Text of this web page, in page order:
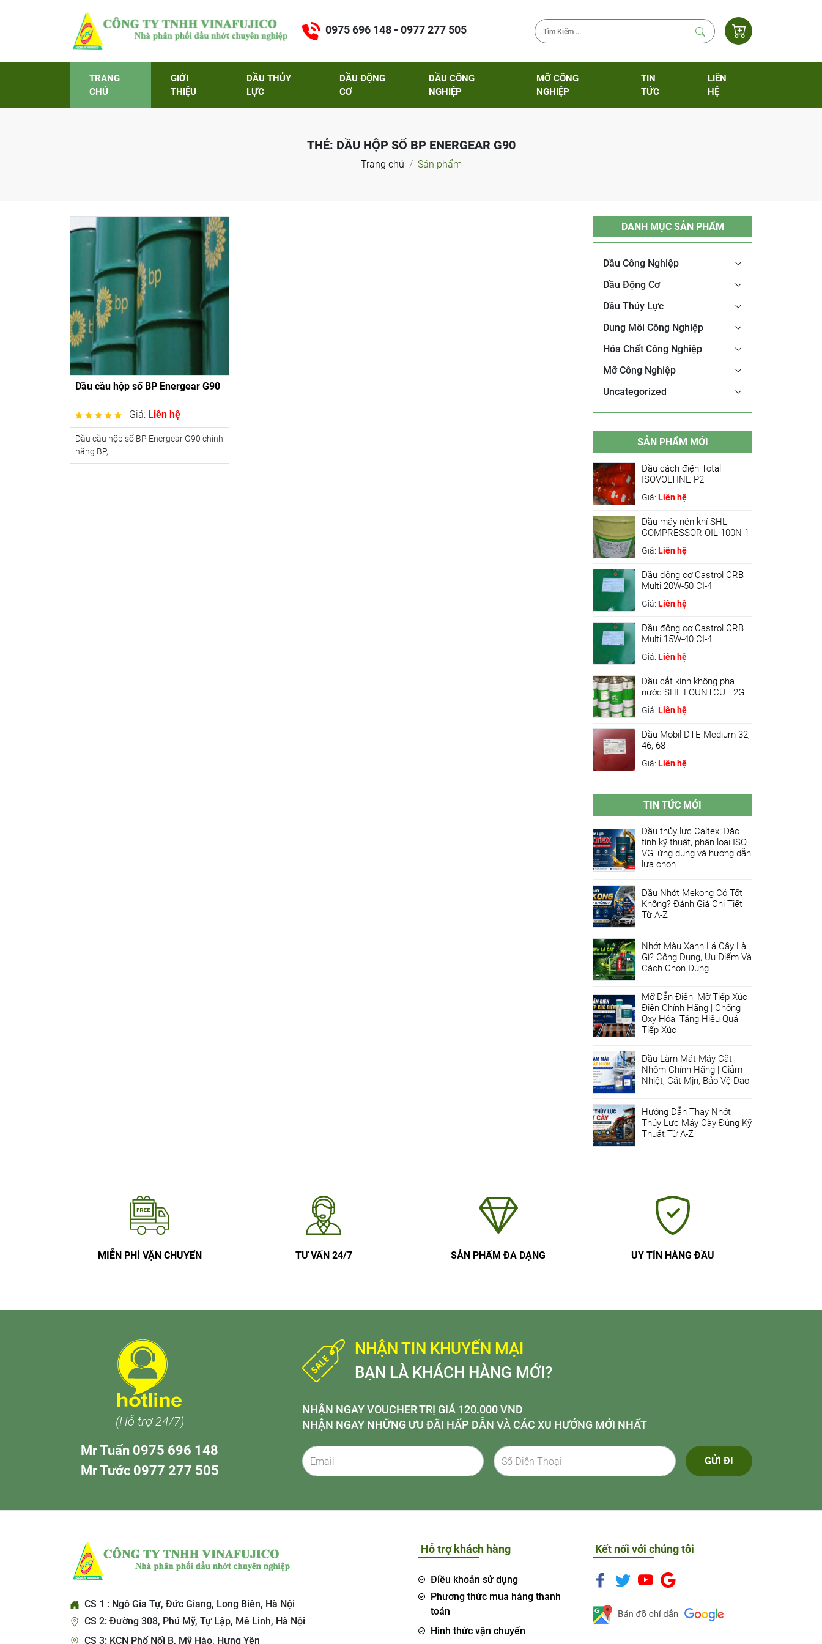
0975 696 148 - 0977 277 505
TRANG
CHỦ
GIỚI
THIỆU
DẦU THỦY
LỰC
DẦU ĐỘNG
CƠ
DẦU CÔNG
NGHIỆP
MỠ CÔNG
NGHIỆP
TIN
TỨC
LIÊN
HỆ
THẺ: DẦU HỘP SỐ BP ENERGEAR G90
Trang chủ Sản phẩm
Dầu cầu hộp số BP Energear G90
Giá: Liên hệ
Dầu cầu hộp số BP Energear G90 chính
hãng BP,...
DANH MỤC SẢN PHẨM
Dầu Công Nghiệp
Dầu Động Cơ
Dầu Thủy Lực
Dung Môi Công Nghiệp
Hóa Chất Công Nghiệp
Mỡ Công Nghiệp
Uncategorized
SẢN PHẨM MỚI
Dầu cách điện Total
ISOVOLTINE P2
Giá: Liên hệ
Dầu máy nén khí SHL
COMPRESSOR OIL 100N-1
Giá: Liên hệ
Dầu động cơ Castrol CRB
Multi 20W-50 CI-4
Giá: Liên hệ
Dầu động cơ Castrol CRB
Multi 15W-40 CI-4
Giá: Liên hệ
Dầu cắt kính không pha
nước SHL FOUNTCUT 2G
Giá: Liên hệ
Dầu Mobil DTE Medium 32,
46, 68
Giá: Liên hệ
TIN TỨC MỚI
Dầu thủy lực Caltex: Đặc
tính kỹ thuật, phân loại ISO
VG, ứng dụng và hướng dẫn
lựa chọn
Dầu Nhớt Mekong Có Tốt
Không? Đánh Giá Chi Tiết
Từ A-Z
Nhớt Màu Xanh Lá Cây Là
Gì? Công Dụng, Ưu Điểm Và
Cách Chọn Đúng
Mỡ Dẫn Điện, Mỡ Tiếp Xúc
Điện Chính Hãng | Chống
Oxy Hóa, Tăng Hiệu Quả
Tiếp Xúc
Dầu Làm Mát Máy Cắt
Nhôm Chính Hãng | Giảm
Nhiệt, Cắt Mịn, Bảo Vệ Dao
Hướng Dẫn Thay Nhớt
Thủy Lực Máy Cày Đúng Kỹ
Thuật Từ A-Z
MIỄN PHÍ VẬN CHUYỂN TƯ VẤN 24/7 SẢN PHẨM ĐA DẠNG UY TÍN HÀNG ĐẦU
(Hỗ trợ 24/7)
Mr Tuấn 0975 696 148
Mr Tước 0977 277 505
NHẬN TIN KHUYẾN MẠI
BẠN LÀ KHÁCH HÀNG MỚI?
NHẬN NGAY VOUCHER TRỊ GIÁ 120.000 VND
NHẬN NGAY NHỮNG ƯU ĐÃI HẤP DẪN VÀ CÁC XU HƯỚNG MỚI NHẤT
GỬI ĐI
CS 1 : Ngô Gia Tự, Đức Giang, Long Biên, Hà Nội
CS 2: Đường 308, Phú Mỹ, Tự Lập, Mê Linh, Hà Nội
CS 3: KCN Phố Nối B, Mỹ Hào, Hưng Yên
Hỗ trợ khách hàng
Điều khoản sử dụng
Phương thức mua hàng thanh
toán
Hình thức vận chuyển
Kết nối với chúng tôi